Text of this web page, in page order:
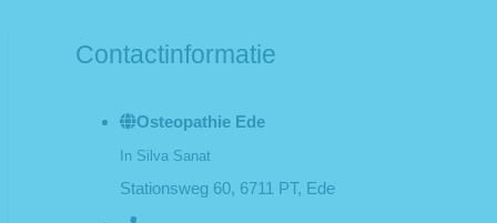
Contactinformatie
Osteopathie Ede
In Silva Sanat
Stationsweg 60, 6711 PT, Ede